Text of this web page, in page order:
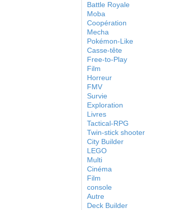
Battle Royale
Moba
Coopération
Mecha
Pokémon-Like
Casse-tête
Free-to-Play
Film
Horreur
FMV
Survie
Exploration
Livres
Tactical-RPG
Twin-stick shooter
City Builder
LEGO
Multi
Cinéma
Film
console
Autre
Deck Builder